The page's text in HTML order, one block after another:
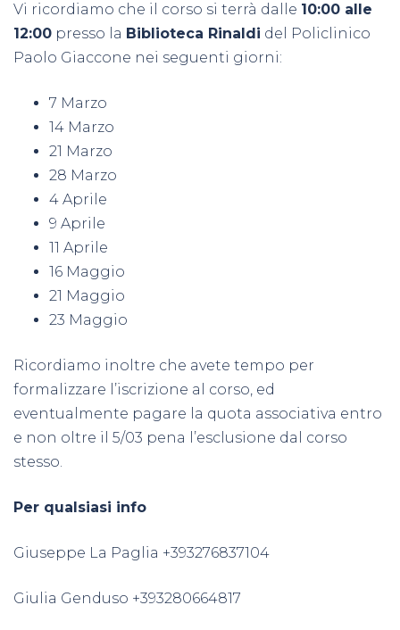
Vi ricordiamo che il corso si terrà dalle 10:00 alle
12:00 presso la Biblioteca Rinaldi del Policlinico
Paolo Giaccone nei seguenti giorni:
7 Marzo
14 Marzo
21 Marzo
28 Marzo
4 Aprile
9 Aprile
11 Aprile
16 Maggio
21 Maggio
23 Maggio
Ricordiamo inoltre che avete tempo per
formalizzare l’iscrizione al corso, ed
eventualmente pagare la quota associativa entro
e non oltre il 5/03 pena l’esclusione dal corso
stesso.
Per qualsiasi info
Giuseppe La Paglia +393276837104
Giulia Genduso +393280664817